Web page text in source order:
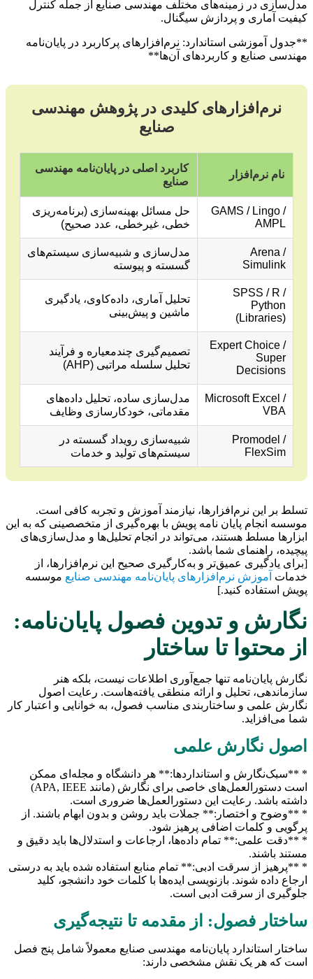
مدل‌سازی در زمینه‌های مختلف مهندسی صنایع از جمله کنترل
کیفیت آماری و پردازش سیگنال.
**جدول آموزشی استاندارد: نرم‌افزارهای پرکاربرد در پایان‌نامه
مهندسی صنایع و کاربردهای آن‌ها**
نرم‌افزارهای کلیدی در پژوهش مهندسی
صنایع
نام نرم‌افزار
کاربرد اصلی در پایان‌نامه مهندسی
صنایع
GAMS / Lingo /
AMPL
حل مسائل بهینه‌سازی (برنامه‌ریزی
خطی، غیرخطی، عدد صحیح)
Arena /
Simulink
مدل‌سازی و شبیه‌سازی سیستم‌های
گسسته و پیوسته
SPSS / R /
Python
(Libraries)
تحلیل آماری، داده‌کاوی، یادگیری
ماشین و پیش‌بینی
Expert Choice /
Super
Decisions
تصمیم‌گیری چندمعیاره و فرآیند
تحلیل سلسله مراتبی (AHP)
Microsoft Excel /
VBA
مدل‌سازی ساده، تحلیل داده‌های
مقدماتی، خودکارسازی وظایف
Promodel /
FlexSim
شبیه‌سازی رویداد گسسته در
سیستم‌های تولید و خدمات
تسلط بر این نرم‌افزارها، نیازمند آموزش و تجربه کافی است.
موسسه انجام پایان نامه پویش با بهره‌گیری از متخصصینی که به این
ابزارها مسلط هستند، می‌تواند در انجام تحلیل‌ها و مدل‌سازی‌های
پیچیده، راهنمای شما باشد.
[برای یادگیری عمیق‌تر و به‌کارگیری صحیح این نرم‌افزارها، از
خدمات آموزش نرم‌افزارهای پایان‌نامه مهندسی صنایع موسسه
پویش استفاده کنید.]
نگارش و تدوین فصول پایان‌نامه:
از محتوا تا ساختار
نگارش پایان‌نامه تنها جمع‌آوری اطلاعات نیست، بلکه هنر
سازماندهی، تحلیل و ارائه منطقی یافته‌هاست. رعایت اصول
نگارش علمی و ساختاربندی مناسب فصول، به خوانایی و اعتبار کار
شما می‌افزاید.
اصول نگارش علمی
* **سبک‌نگارش و استانداردها:** هر دانشگاه و مجله‌ای ممکن
است دستورالعمل‌های خاصی برای نگارش (مانند APA, IEEE)
داشته باشد. رعایت این دستورالعمل‌ها ضروری است.
* **وضوح و اختصار:** جملات باید روشن و بدون ابهام باشند. از
پرگویی و کلمات اضافی پرهیز شود.
* **دقت علمی:** تمام داده‌ها، ارجاعات و استدلال‌ها باید دقیق و
مستند باشند.
* **پرهیز از سرقت ادبی:** تمام منابع استفاده شده باید به درستی
ارجاع داده شوند. بازنویسی ایده‌ها با کلمات خود دانشجو، کلید
جلوگیری از سرقت ادبی است.
ساختار فصول: از مقدمه تا نتیجه‌گیری
ساختار استاندارد پایان‌نامه مهندسی صنایع معمولاً شامل پنج فصل
است که هر یک نقش مشخصی دارند: